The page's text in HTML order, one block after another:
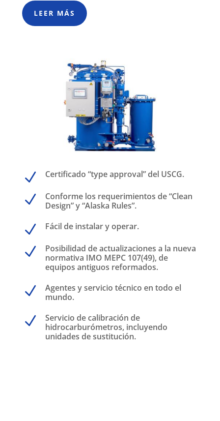
LEER MÁS
N Certificado “type approval” del USCG.
N
Conforme los requerimientos de “Clean
Design” y “Alaska Rules”.
N Fácil de instalar y operar.
N
Posibilidad de actualizaciones a la nueva
normativa IMO MEPC 107(49), de
equipos antiguos reformados.
N
Agentes y servicio técnico en todo el
mundo.
N
Servicio de calibración de
hidrocarburómetros, incluyendo
unidades de sustitución.